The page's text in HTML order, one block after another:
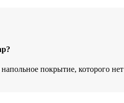
покрытие, которого нет